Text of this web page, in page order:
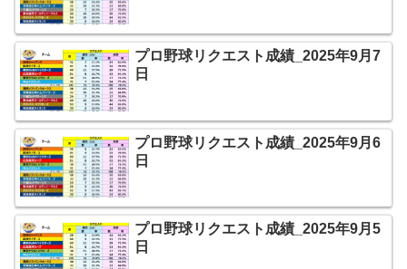
プロ野球リクエスト成績_2025年9月7
日
プロ野球リクエスト成績_2025年9月6
日
プロ野球リクエスト成績_2025年9月5
日